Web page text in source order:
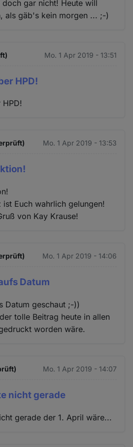
gar nicht! Heute will
als gäb's kein morgen ... ;-)
Mo. 1 Apr 2019 - 13:51
HPD!
Mo. 1 Apr 2019 - 13:53
Euch wahrlich gelungen!
von Kay Krause!
Mo. 1 Apr 2019 - 14:06
Datum
Datum geschaut ;-))
tolle Beitrag heute in allen
worden wäre.
Mo. 1 Apr 2019 - 14:07
nicht gerade
gerade der 1. April wäre...